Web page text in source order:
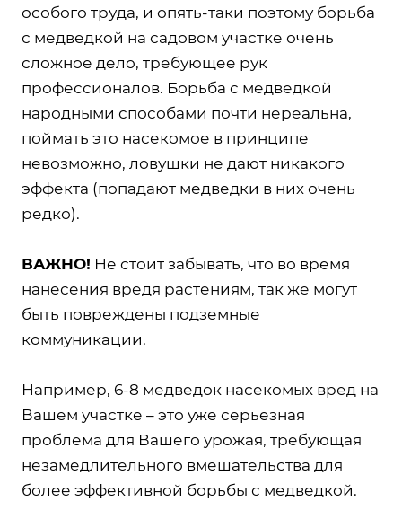
особого труда, и опять-таки поэтому борьба
с медведкой на садовом участке очень
сложное дело, требующее рук
профессионалов. Борьба с медведкой
народными способами почти нереальна,
поймать это насекомое в принципе
невозможно, ловушки не дают никакого
эффекта (попадают медведки в них очень
редко).
ВАЖНО! Не стоит забывать, что во время
нанесения вредя растениям, так же могут
быть повреждены подземные
коммуникации.
Например, 6-8 медведок насекомых вред на
Вашем участке – это уже серьезная
проблема для Вашего урожая, требующая
незамедлительного вмешательства для
более эффективной борьбы с медведкой.